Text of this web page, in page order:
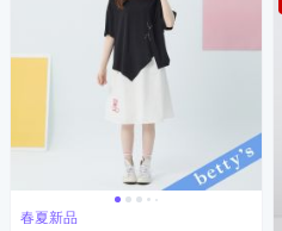
春夏新品